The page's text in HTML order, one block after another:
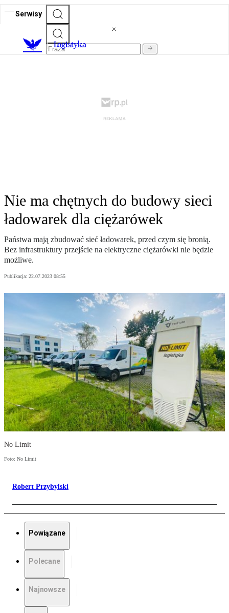
Serwisy
Logistyka
Nie ma chętnych do budowy sieci
ładowarek dla ciężarówek
Państwa mają zbudować sieć ładowarek, przed czym się bronią.
Bez infrastruktury przejście na elektryczne ciężarówki nie będzie
możliwe.
Publikacja: 22.07.2023 08:55
No Limit
Foto: No Limit
Robert Przybylski
Powiązane
Polecane
Najnowsze